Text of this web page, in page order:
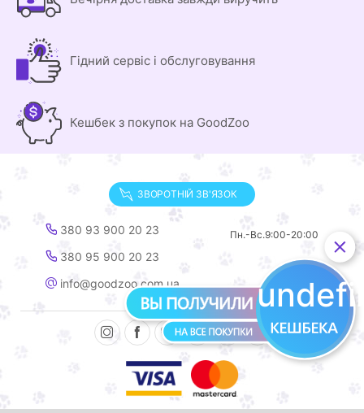
Гідний сервіс і обслуговування
Кешбек з покупок на GoodZoo
ЗВОРОТНІЙ ЗВ'ЯЗОК
380 93 900 20 23
380 95 900 20 23
info@goodzoo.com.ua
Пн.-Вс.9:00-20:00